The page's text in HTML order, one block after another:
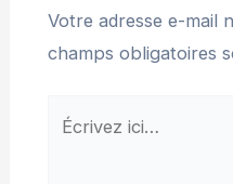
Votre adresse e-mail
champs obligatoires